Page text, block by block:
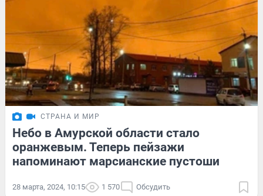
СТРАНА И МИР
Небо в Амурской области стало
оранжевым. Теперь пейзажи
напоминают марсианские пустоши
28 марта, 2024, 10:15 1 570 Обсудить